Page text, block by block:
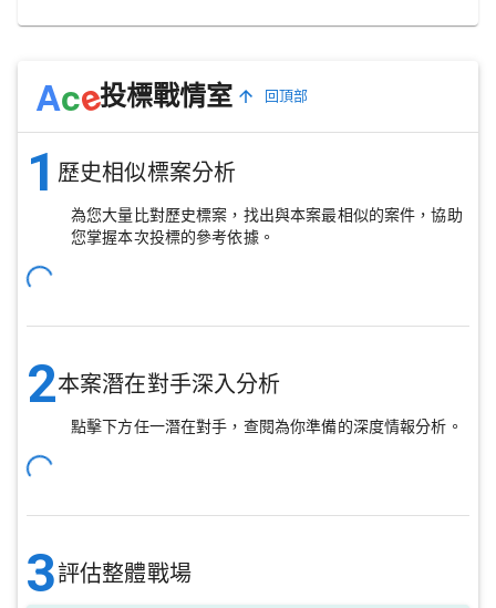
Ace投標戰情室 回頂部
1 歷史相似標案分析
為您大量比對歷史標案，找出與本案最相似的案件，協助
您掌握本次投標的參考依據。
2本案潛在對手深入分析
點擊下方任一潛在對手，查閱為你準備的深度情報分析。
3評估整體戰場